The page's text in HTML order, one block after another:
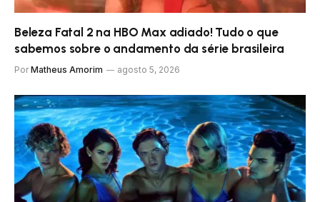
Beleza Fatal 2 na HBO Max adiado! Tudo o que
sabemos sobre o andamento da série brasileira
Por Matheus Amorim agosto 5, 2026